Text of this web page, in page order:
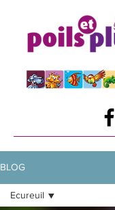
BLOG
Ecureuil